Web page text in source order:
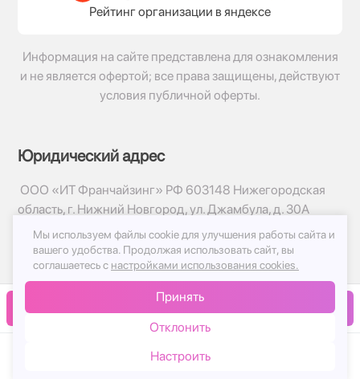
В корзину
Рейтинг организации в яндексе
Информация на сайте представлена для ознакомления
и не является офертой; все права защищены, действуют
условия публичной оферты.
Юридический адрес
ООО «ИТ Франчайзинг» РФ 603148 Нижегородская
область, г. Нижний Новгород, ул. Джамбула, д. 30А
© 2017-2026г, База Цветов 24.ру
Политика конфиденциальности
Публичная оферта
Мы используем файлы cookie для улучшения работы сайта и
вашего удобства. Продолжая использовать сайт, вы
соглашаетесь с настройками использования cookies.
Принять
Отклонить
Настроить